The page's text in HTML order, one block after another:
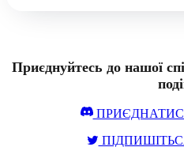
Приєднуйтесь до нашої